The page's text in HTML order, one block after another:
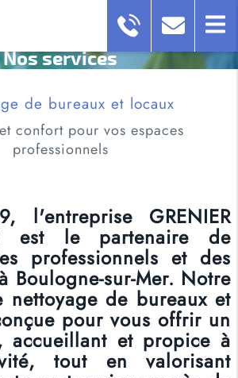
Nos services
de bureaux et locaux
confort pour vos espaces
professionnels
l'entreprise GRENIER
est le partenaire de
professionnels et des
Boulogne-sur-Mer. Notre
nettoyage de bureaux et
pour vous offrir un
accueillant et propice à
tout en valorisant